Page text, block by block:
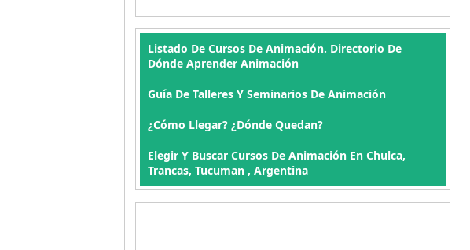
Listado De Cursos De Animación. Directorio De
Dónde Aprender Animación
Guía De Talleres Y Seminarios De Animación
¿Cómo Llegar? ¿Dónde Quedan?
Elegir Y Buscar Cursos De Animación En Chulca,
Trancas, Tucuman , Argentina